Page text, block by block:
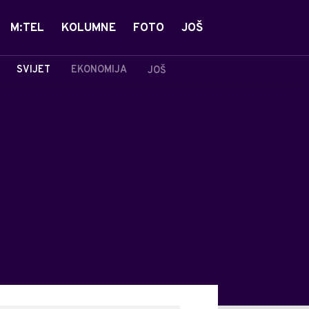
SVIJET EKONOMIJA JOŠ
M:TEL KOLUMNE FOTO JOŠ